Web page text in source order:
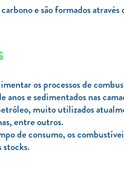
e são formados
os processos de
e sedimentados nas
muito utilizados
entre outros.
de consumo, os
stocks.